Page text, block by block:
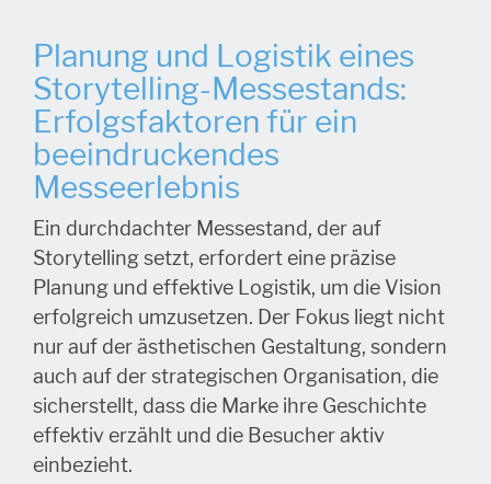
Planung und Logistik eines
Storytelling-Messestands:
Erfolgsfaktoren für ein
beeindruckendes
Messeerlebnis
Ein durchdachter Messestand, der auf
Storytelling setzt, erfordert eine präzise
Planung und effektive Logistik, um die Vision
erfolgreich umzusetzen. Der Fokus liegt nicht
nur auf der ästhetischen Gestaltung, sondern
auch auf der strategischen Organisation, die
sicherstellt, dass die Marke ihre Geschichte
effektiv erzählt und die Besucher aktiv
einbezieht.